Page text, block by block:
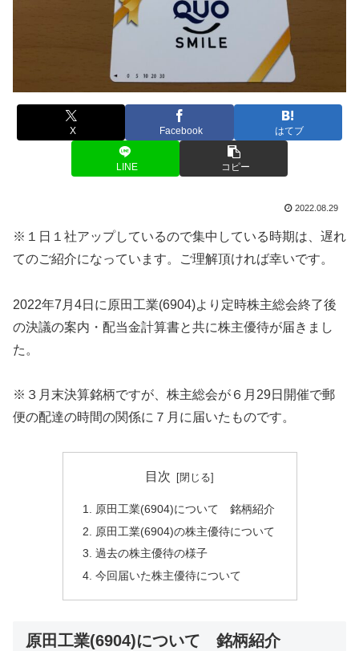
X Facebook はてブ
LINE コピー
2022.08.29
※１日１社アップしているので集中している時期は、遅れ
てのご紹介になっています。ご理解頂ければ幸いです。
2022年7月4日に原田工業(6904)より定時株主総会終了後
の決議の案内・配当金計算書と共に株主優待が届きまし
た。
※３月末決算銘柄ですが、株主総会が６月29日開催で郵
便の配達の時間の関係に７月に届いたものです。
目次
原田工業(6904)について 銘柄紹介
原田工業(6904)の株主優待について
過去の株主優待の様子
今回届いた株主優待について
原田工業(6904)について 銘柄紹介